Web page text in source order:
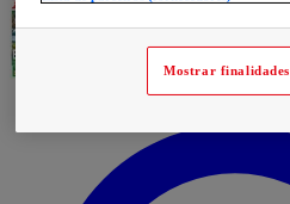
Mostrar finalidades